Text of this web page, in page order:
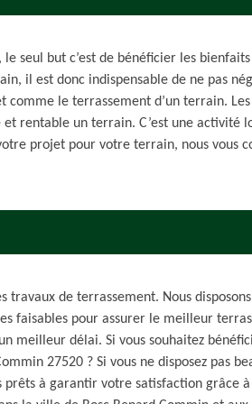
seul but c’est de bénéficier les
il est donc indispensable de ne pas
le terrassement d’un terrain.
rentable un terrain. C’est une activité
projet pour votre terrain, nous vous
de terrassement. Nous
faisables pour assurer le meilleur
meilleur délai. Si vous souhaitez
27520 ? Si vous ne disposez pas
prêts à garantir votre satisfaction grâce